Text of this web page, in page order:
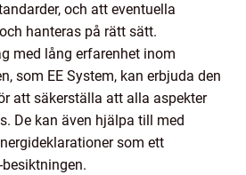
och att eventuella
hanteras på rätt sätt.
med lång erfarenhet inom
som EE System, kan erbjuda den
att säkerställa att alla aspekter
De kan även hjälpa till med
som ett